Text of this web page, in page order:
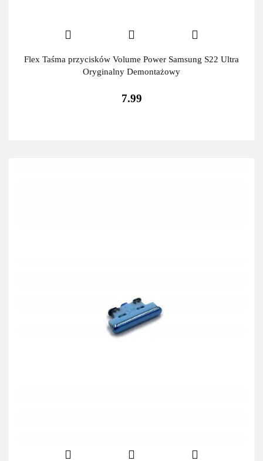
Flex Taśma przycisków Volume Power Samsung S22 Ultra
Oryginalny Demontażowy
7.99